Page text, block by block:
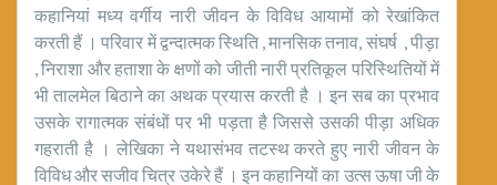
कहानियां मध्य वर्गीय नारी जीवन के विविध आयामों को रेखांकित
करती हैं । परिवार में द्वन्दात्मक स्थिति , मानसिक तनाव, संघर्ष , पीड़ा
, निराशा और हताशा के क्षणों को जीती नारी प्रतिकूल परिस्थितियों में
भी तालमेल बिठाने का अथक प्रयास करती है । इन सब का प्रभाव
उसके रागात्मक संबंधों पर भी पड़ता है जिससे उसकी पीड़ा अधिक
गहराती है । लेखिका ने यथासंभव तटस्थ करते हुए नारी जीवन के
विविध और सजीव चित्र उकेरे हैं । इन कहानियों का उत्स ऊषा जी के